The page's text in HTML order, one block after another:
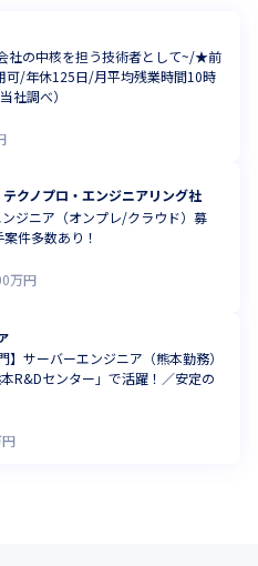
社の中核を担う技術者として~/★前
可/年休125日/月平均残業時間10時
社調べ）
クノプロ・エンジニアリング社
ンジニア（オンプレ/クラウド）募
件多数あり！
万円
】サーバーエンジニア（熊本勤務）
R&Dセンター」で活躍！／安定の